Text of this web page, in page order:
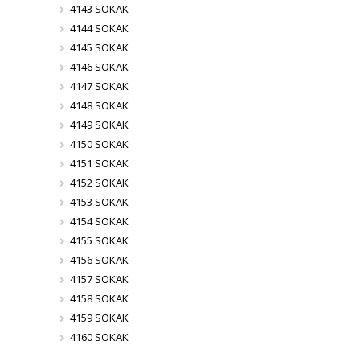
4143 SOKAK
4144 SOKAK
4145 SOKAK
4146 SOKAK
4147 SOKAK
4148 SOKAK
4149 SOKAK
4150 SOKAK
4151 SOKAK
4152 SOKAK
4153 SOKAK
4154 SOKAK
4155 SOKAK
4156 SOKAK
4157 SOKAK
4158 SOKAK
4159 SOKAK
4160 SOKAK